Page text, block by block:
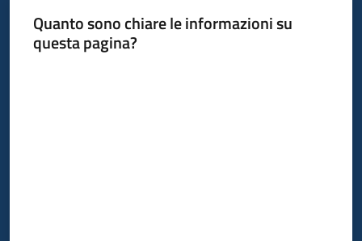
Quanto sono chiare le informazioni su
questa pagina?